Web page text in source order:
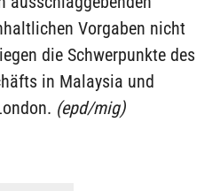
Vorgaben nicht
die Schwerpunkte des
in Malaysia und
(epd/mig)